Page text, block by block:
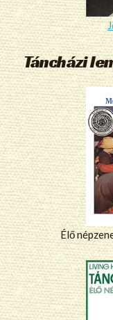
Táncházi
Élő